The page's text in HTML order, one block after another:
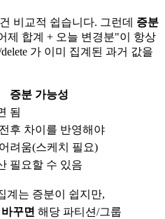
비교적 쉽습니다. 그런데 증분
제 합계 + 오늘 변경분"이 항상
가 이미 집계된 과거 값을
증분 가능성
됨
후 차이를 반영해야
려움(스케치 필요)
필요할 수 있음
계는 증분이 쉽지만,
꾸면 해당 파티션/그룹